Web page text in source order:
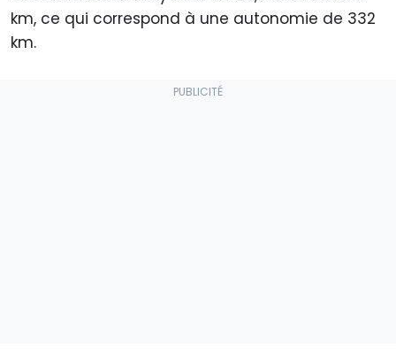
km, ce qui correspond à une autonomie de 332
km.